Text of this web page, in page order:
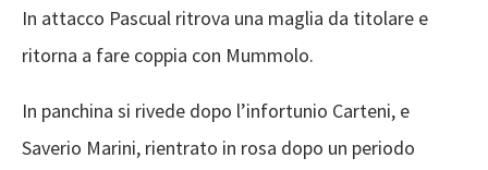
In attacco Pascual ritrova una maglia da titolare e
ritorna a fare coppia con Mummolo.
In panchina si rivede dopo l’infortunio Carteni, e
Saverio Marini, rientrato in rosa dopo un periodo